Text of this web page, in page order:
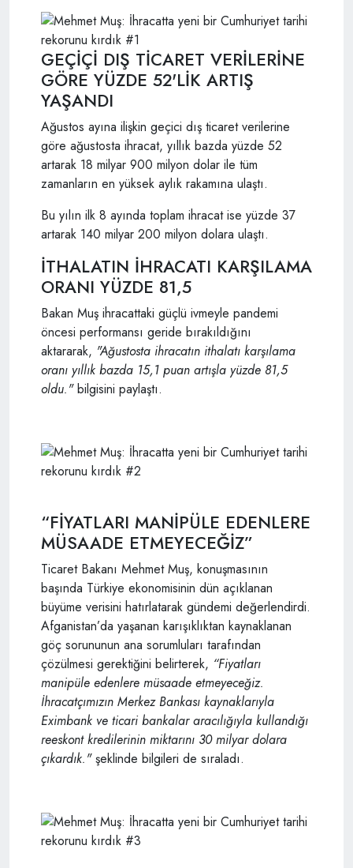
GEÇİÇİ DIŞ TİCARET VERİLERİNE
GÖRE YÜZDE 52'LİK ARTIŞ
YAŞANDI
Ağustos ayına ilişkin geçici dış ticaret verilerine
göre ağustosta ihracat, yıllık bazda yüzde 52
artarak 18 milyar 900 milyon dolar ile tüm
zamanların en yüksek aylık rakamına ulaştı.
Bu yılın ilk 8 ayında toplam ihracat ise yüzde 37
artarak 140 milyar 200 milyon dolara ulaştı.
İTHALATIN İHRACATI KARŞILAMA
ORANI YÜZDE 81,5
Bakan Muş ihracattaki güçlü ivmeyle pandemi
öncesi performansı geride bırakıldığını
aktararak, "Ağustosta ihracatın ithalatı karşılama
oranı yıllık bazda 15,1 puan artışla yüzde 81,5
oldu."bilgisini paylaştı.
“FİYATLARI MANİPÜLE EDENLERE
MÜSAADE ETMEYECEĞİZ”
Ticaret Bakanı Mehmet Muş, konuşmasının
başında Türkiye ekonomisinin dün açıklanan
büyüme verisini hatırlatarak gündemi değerlendirdi.
Afganistan’da yaşanan karışıklıktan kaynaklanan
göç sorununun ana sorumluları tarafından
çözülmesi gerektiğini belirterek, “Fiyatları
manipüle edenlere müsaade etmeyeceğiz.
İhracatçımızın Merkez Bankası kaynaklarıyla
Eximbank ve ticari bankalar aracılığıyla kullandığı
reeskont kredilerinin miktarını 30 milyar dolara
çıkardık."şeklinde bilgileri de sıraladı.